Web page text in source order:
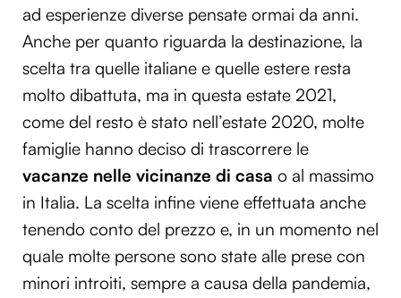
ad esperienze diverse pensate ormai da anni.
Anche per quanto riguarda la destinazione, la
scelta tra quelle italiane e quelle estere resta
molto dibattuta, ma in questa estate 2021,
come del resto è stato nell’estate 2020, molte
famiglie hanno deciso di trascorrere le
vacanze nelle vicinanze di casa o al massimo
in Italia. La scelta infine viene effettuata anche
tenendo conto del prezzo e, in un momento nel
quale molte persone sono state alle prese con
minori introiti, sempre a causa della pandemia,